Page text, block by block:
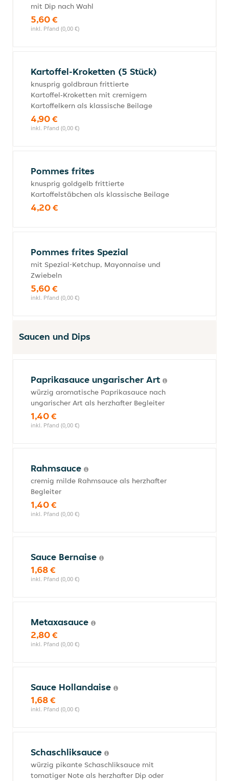
mit Dip nach Wahl
5,60 €
inkl. Pfand (0,00 €)
Kartoffel-Kroketten (5 Stück)
knusprig goldbraun frittierte
Kartoffel‑Kroketten mit cremigem
Kartoffelkern als klassische Beilage
4,90 €
inkl. Pfand (0,00 €)
Pommes frites
knusprig goldgelb frittierte
Kartoffelstäbchen als klassische Beilage
4,20 €
Pommes frites Spezial
mit Spezial-Ketchup, Mayonnaise und
Zwiebeln
5,60 €
inkl. Pfand (0,00 €)
Saucen und Dips
Paprikasauce ungarischer Art
würzig aromatische Paprikasauce nach
ungarischer Art als herzhafter Begleiter
1,40 €
inkl. Pfand (0,00 €)
Rahmsauce
cremig milde Rahmsauce als herzhafter
Begleiter
1,40 €
inkl. Pfand (0,00 €)
Sauce Bernaise
1,68 €
inkl. Pfand (0,00 €)
Metaxasauce
2,80 €
inkl. Pfand (0,00 €)
Sauce Hollandaise
1,68 €
inkl. Pfand (0,00 €)
Schaschliksauce
würzig pikante Schaschliksauce mit
tomatiger Note als herzhafter Dip oder